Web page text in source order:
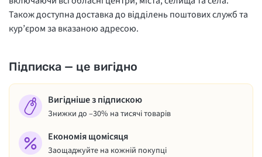
Також доступна доставка до відділень поштових служб та
кур’єром за вказаною адресою.
Підписка — це вигідно
Вигідніше з підпискою
Знижки до –30% на тисячі товарів
Економія щомісяця
Заощаджуйте на кожній покупці